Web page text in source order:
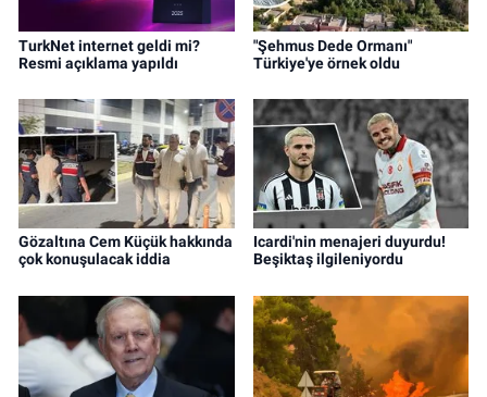
TurkNet internet geldi mi?
Resmi açıklama yapıldı
"Şehmus Dede Ormanı"
Türkiye'ye örnek oldu
Gözaltına Cem Küçük hakkında
çok konuşulacak iddia
Icardi'nin menajeri duyurdu!
Beşiktaş ilgileniyordu